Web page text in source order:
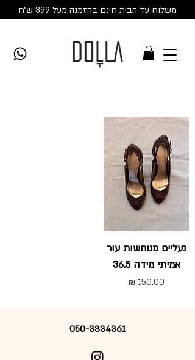
משלוח עד הבית חינם בהזמנה מעל 399 ש״ח
נעליים מנוחשות עור
אמיתי מידה 36.5
מחיר
050-3334361